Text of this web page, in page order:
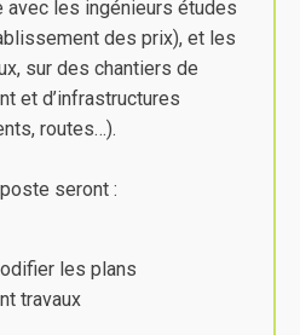
avec les ingénieurs études
des prix), et les
sur des chantiers de
et d’infrastructures
routes…).
seront :
les plans
travaux